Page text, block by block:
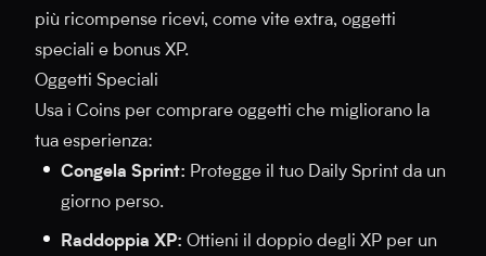
più ricompense ricevi, come vite extra, oggetti
speciali e bonus XP.
Oggetti Speciali
Usa i Coins per comprare oggetti che migliorano la
tua esperienza:
Congela Sprint: Protegge il tuo Daily Sprint da un
giorno perso.
Raddoppia XP: Ottieni il doppio degli XP per un